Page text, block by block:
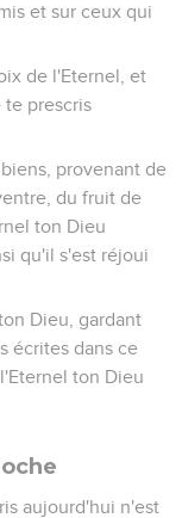
et sur ceux qui
de l'Eternel, et
te prescris
provenant de
du fruit de
ton Dieu
qu'il s'est réjoui
Dieu, gardant
écrites dans ce
ton Dieu
aujourd'hui n'est